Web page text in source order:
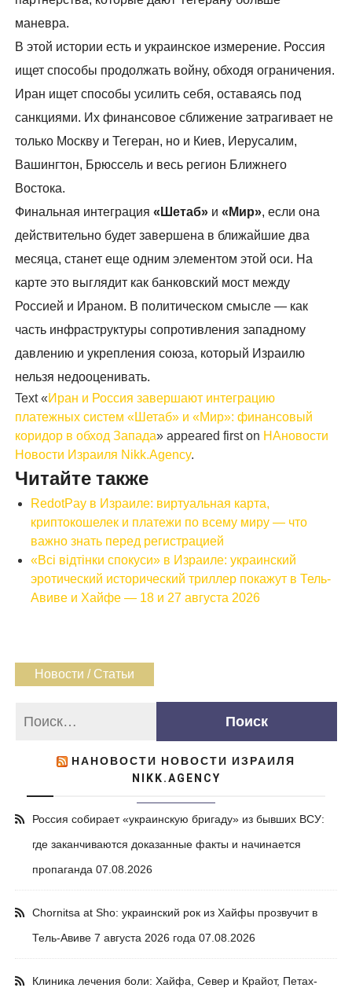
маневра.
В этой истории есть и украинское измерение. Россия
ищет способы продолжать войну, обходя ограничения.
Иран ищет способы усилить себя, оставаясь под
санкциями. Их финансовое сближение затрагивает не
только Москву и Тегеран, но и Киев, Иерусалим,
Вашингтон, Брюссель и весь регион Ближнего
Востока.
Финальная интеграция«Шетаб» и«Мир», если она
действительно будет завершена в ближайшие два
месяца, станет еще одним элементом этой оси. На
карте это выглядит как банковский мост между
Россией и Ираном. В политическом смысле — как
часть инфраструктуры сопротивления западному
давлению и укрепления союза, который Израилю
нельзя недооценивать.
Text «Иран и Россия завершают интеграцию
платежных систем «Шетаб» и «Мир»: финансовый
коридор в обход Запада» appeared first on НАновости
Новости Израиля Nikk.Agency.
Читайте также
RedotPay в Израиле: виртуальная карта,
криптокошелек и платежи по всему миру — что
важно знать перед регистрацией
«Всі відтінки спокуси» в Израиле: украинский
эротический исторический триллер покажут в Тель-
Авиве и Хайфе — 18 и 27 августа 2026
Новости / Статьи
НАНОВОСТИ НОВОСТИ ИЗРАИЛЯ
NIKK.AGENCY
Россия собирает «украинскую бригаду» из бывших ВСУ:
где заканчиваются доказанные факты и начинается
пропаганда 07.08.2026
Chornitsa at Sho: украинский рок из Хайфы прозвучит в
Тель-Авиве 7 августа 2026 года 07.08.2026
Клиника лечения боли: Хайфа, Север и Крайот, Петах-